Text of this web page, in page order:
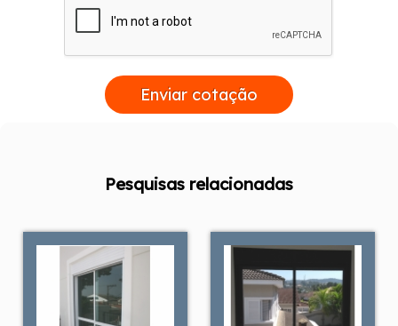
Enviar cotação
Pesquisas relacionadas